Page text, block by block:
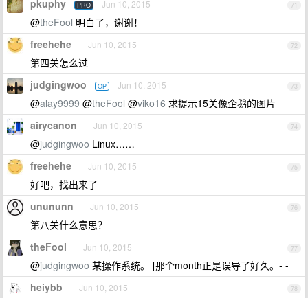
71
pkuphy PRO Jun 10, 2015
@theFool 明白了，谢谢！
72
freehehe Jun 10, 2015
第四关怎么过
73
judgingwoo OP Jun 10, 2015
@alay9999 @theFool @viko16 求提示15关像企鹅的图片
74
airycanon Jun 10, 2015
@judgingwoo Linux……
75
freehehe Jun 10, 2015
好吧，找出来了
76
unununn Jun 10, 2015
第八关什么意思？
77
theFool Jun 10, 2015
@judgingwoo 某操作系统。 [那个month正是误导了好久。- -
78
heiybb Jun 10, 2015